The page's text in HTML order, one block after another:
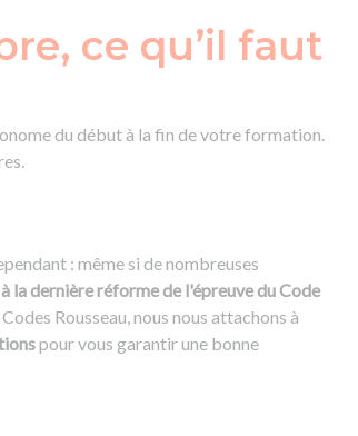
ce qu’il faut
du début à la fin de votre formation.
: même si de nombreuses
la dernière réforme de l'épreuve du Code
Rousseau, nous nous attachons à
pour vous garantir une bonne